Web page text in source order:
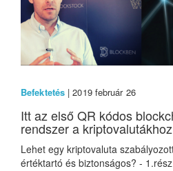
Befektetés | 2019 február 26
Itt az első QR kódos
rendszer a
Lehet egy kriptovaluta
értéktartó és biztonságos? -